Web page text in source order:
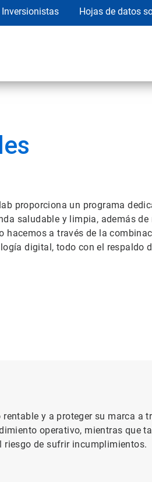
Inversionistas Hojas de datos
proporciona un programa
saludable y limpia, además de
a través de la
digital, todo con el respaldo
y a proteger su marca a
operativo, mientras que
riesgo de sufrir incumplimientos.